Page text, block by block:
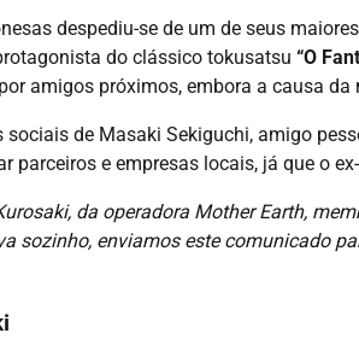
despediu-se de um de seus
do clássico tokusatsu “O
amigos próximos, embora a causa
de Masaki Sekiguchi, amigo
e empresas locais, já que o
da operadora Mother Earth,
sozinho, enviamos este comunicado